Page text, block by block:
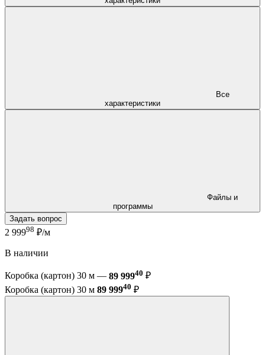
характеристики
программы
Задать вопрос
2 99998 ₽/м
В наличии
Коробка (картон) 30 м — 89 99940 ₽
Коробка (картон) 30 м 89 99940 ₽